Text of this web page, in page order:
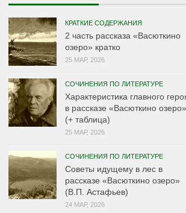
КРАТКИЕ СОДЕРЖАНИЯ
2 часть рассказа «Васюткино
озеро» кратко
25 МАР, 2026
СОЧИНЕНИЯ ПО ЛИТЕРАТУРЕ
Характеристика главного
в рассказе «Васюткино озеро»
(+ таблица)
25 МАР, 2026
СОЧИНЕНИЯ ПО ЛИТЕРАТУРЕ
Советы идущему в лес в
рассказе «Васюткино озеро»
(В.П. Астафьев)
24 МАР, 2026